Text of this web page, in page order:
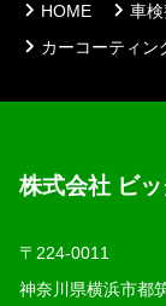
HOME 車
カーコーティン
株式会社 ビ
〒224-0011
神奈川県横浜市都